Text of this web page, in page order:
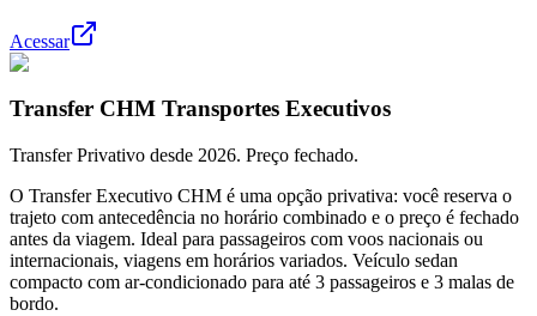
Acessar
Transfer CHM Transportes Executivos
Transfer Privativo desde 2026. Preço fechado.
O Transfer Executivo CHM é uma opção privativa: você reserva o
trajeto com antecedência no horário combinado e o preço é fechado
antes da viagem. Ideal para passageiros com voos nacionais ou
internacionais, viagens em horários variados. Veículo sedan
compacto com ar-condicionado para até 3 passageiros e 3 malas de
bordo.